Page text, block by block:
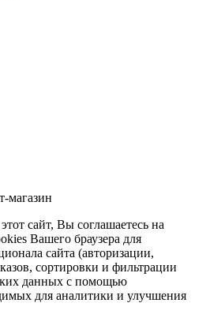
магазин
сайт, Вы соглашаетесь на
Вашего браузера для
сайта (авторизации,
сортировки и фильтрации
данных с помощью
для аналитики и улучшения